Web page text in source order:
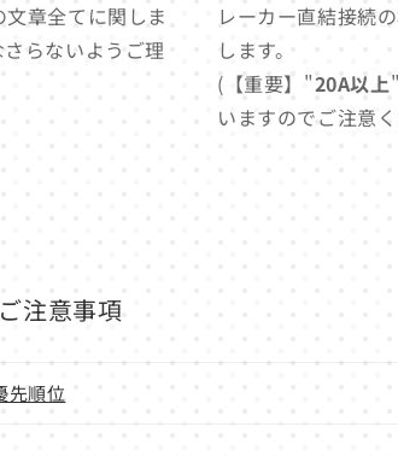
章全てに関しま
らないようご理
レーカー直結接続
します。
(【重要】"20A以上
いますのでご注意
注意事項
先順位